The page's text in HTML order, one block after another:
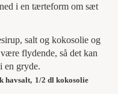
i en tærteform om sæt
salt og kokosolie og
flydende, så det kan
en gryde.
havsalt, 1/2 dl kokosolie